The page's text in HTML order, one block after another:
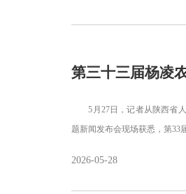
第三十三届杨凌
5月27日，记者从陕西省人
题新闻发布会现场获悉，第
2026-05-28